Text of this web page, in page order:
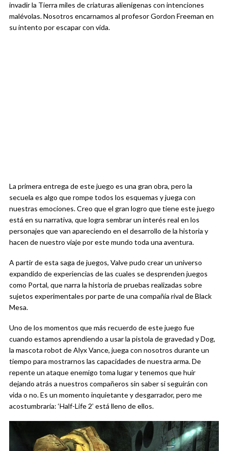
invadir la Tierra miles de criaturas alienígenas con intenciones
malévolas. Nosotros encarnamos al profesor Gordon Freeman en
su intento por escapar con vida.
La primera entrega de este juego es una gran obra, pero la
secuela es algo que rompe todos los esquemas y juega con
nuestras emociones. Creo que el gran logro que tiene este juego
está en su narrativa, que logra sembrar un interés real en los
personajes que van apareciendo en el desarrollo de la historia y
hacen de nuestro viaje por este mundo toda una aventura.
A partir de esta saga de juegos, Valve pudo crear un universo
expandido de experiencias de las cuales se desprenden juegos
como Portal, que narra la historia de pruebas realizadas sobre
sujetos experimentales por parte de una compañía rival de Black
Mesa.
Uno de los momentos que más recuerdo de este juego fue
cuando estamos aprendiendo a usar la pistola de gravedad y Dog,
la mascota robot de Alyx Vance, juega con nosotros durante un
tiempo para mostrarnos las capacidades de nuestra arma. De
repente un ataque enemigo toma lugar y tenemos que huir
dejando atrás a nuestros compañeros sin saber si seguirán con
vida o no. Es un momento inquietante y desgarrador, pero me
acostumbraría: ‘Half-Life 2’ está lleno de ellos.